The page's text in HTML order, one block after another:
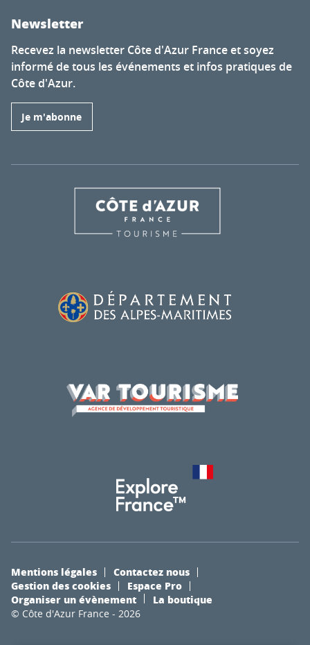
Newsletter
Recevez la newsletter Côte d'Azur France et soyez
informé de tous les événements et infos pratiques de
Côte d'Azur.
Je m'abonne
© Côte d'Azur France - 2026
Mentions légales
Contactez nous
Gestion des cookies
Espace Pro
Organiser un évènement
La boutique